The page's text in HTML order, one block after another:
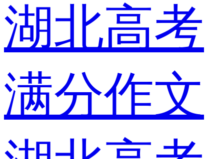
湖北高考
满分作文